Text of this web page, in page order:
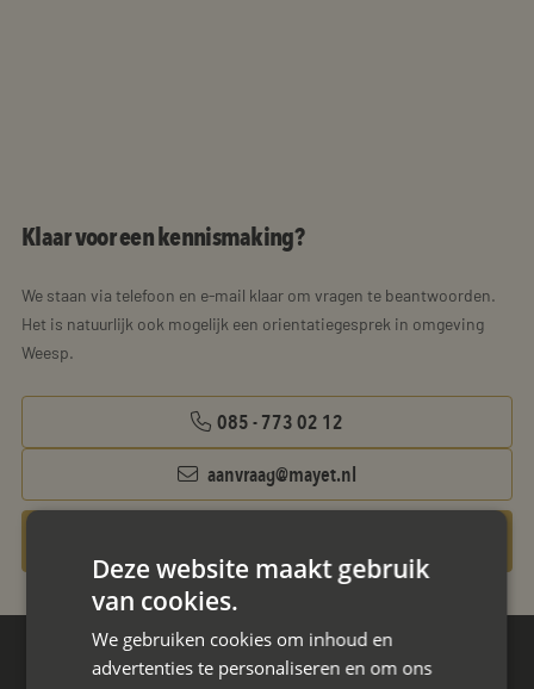
Klaar voor een kennismaking?
We staan via telefoon en e-mail klaar om vragen te beantwoorden.
Het is natuurlijk ook mogelijk een orientatiegesprek in omgeving
Weesp.
085 - 773 02 12
aanvraag@mayet.nl
Hoofdkantoor
Deze website maakt gebruik
van cookies.
We gebruiken cookies om inhoud en
advertenties te personaliseren en om ons